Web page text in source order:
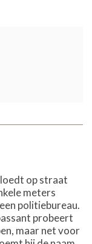
op straat
meters
politiebureau.
probeert
maar net voor